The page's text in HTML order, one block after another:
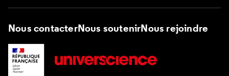
Nous contacterNous soutenirNous rejoindre